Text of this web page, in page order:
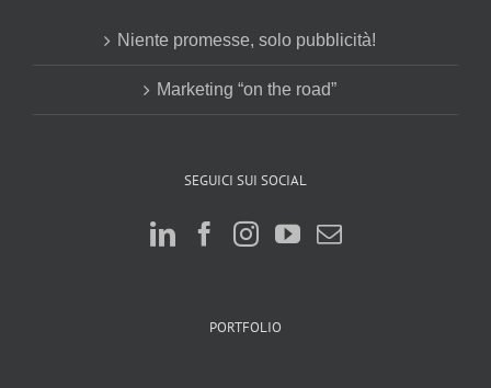
Niente promesse, solo pubblicità!
Marketing “on the road”
SEGUICI SUI SOCIAL
PORTFOLIO